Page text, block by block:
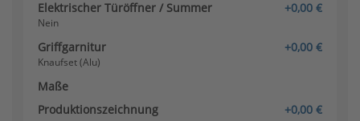
Elektrischer Türöffner / Summer +0,00 €
Nein
Griffgarnitur +0,00 €
Knaufset (Alu)
Maße
Produktionszeichnung
+0,00 €